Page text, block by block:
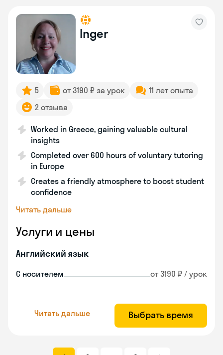
Inger
5 от 3190 ₽ за урок
11 лет опыта
2 отзыва
Worked in Greece, gaining valuable cultural
insights
Completed over 600 hours of voluntary tutoring
in Europe
Creates a friendly atmosphere to boost student
confidence
Читать дальше
Услуги и цены
Английский язык
С носителем от 3190 ₽ / урок
Читать дальше Выбрать время